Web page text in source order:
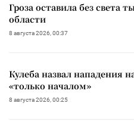
Гроза оставила без света
области
8 августа 2026, 00:37
Кулеба назвал нападения
«только началом»
8 августа 2026, 00:25